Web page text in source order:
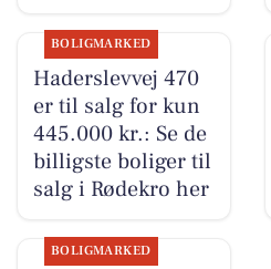
BOLIGMARKED
Haderslevvej 470
er til salg for kun
445.000 kr.: Se de
billigste boliger til
salg i Rødekro her
BOLIGMARKED